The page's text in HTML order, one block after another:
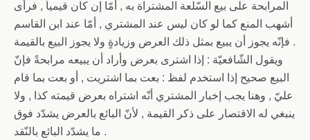
المرابحة على بيع السّلعة المشتراة به , أمّا إن كان قيمياً , فرأى
أشهب المنع كما لو كان ليس عند المشتري , أمّا عند ابن القاسم
فإنّه يجوز أن يبيع بمثل ذلك العرض وزيادةٍ ولا يجوز البيع بالقيمة .
ويقول الشّافعيّة : إذا اشترى بعرض وأراد أن يبيعه مرابحةً فإنّ
البيع صحيح إذا استخدم لفظ : بعت بما اشتريت , أو بعت بما قام
عليّ , وهنا يجب إخبار المشتري أنّه اشتراه بعرض قيمته كذا , ولا
ينبغي له الاقتصار على ذكر القيمة , لأنّ البائع بالعرض يشدّد فوق
ما يشدّد البائع بالنّقد .